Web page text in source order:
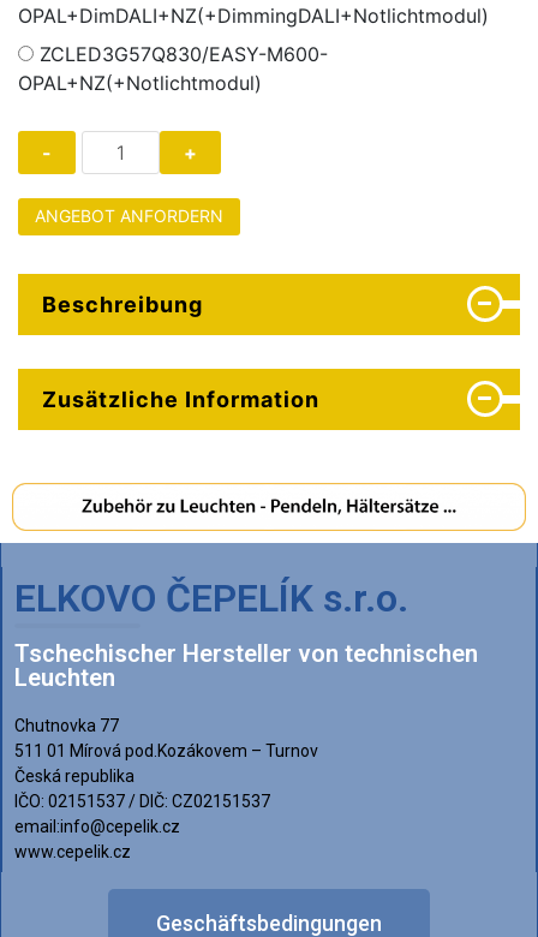
OPAL+DimDALI+NZ(+DimmingDALI+Notlichtmodul)
ZCLED3G57Q830/EASY-M600-
OPAL+NZ(+Notlichtmodul)
ANGEBOT ANFORDERN
Beschreibung
Zusätzliche Information
ELKOVO ČEPELÍK s.r.o.
Tschechischer Hersteller von technischen
Leuchten
Chutnovka 77
511 01 Mírová pod.Kozákovem – Turnov
Česká republika
IČO: 02151537 / DIČ: CZ02151537
email:info@cepelik.cz
www.cepelik.cz
Geschäftsbedingungen